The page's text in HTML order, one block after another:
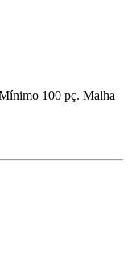
100 pç. Malha